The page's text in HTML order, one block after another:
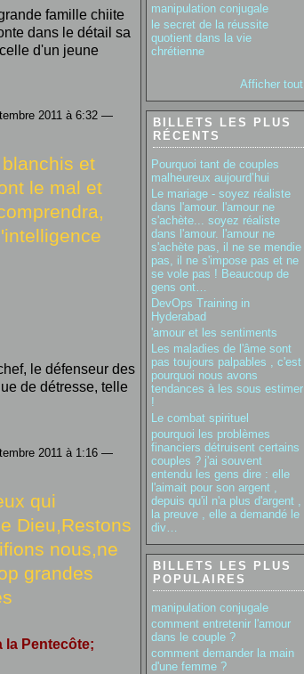
famille chiite
dans le détail sa
d'un jeune
2011 à 6:32 —
et
le mal et
le défenseur des
de détresse, telle
2011 à 1:16 —
qui
Dieu,Restons
nous,ne
grandes
la Pentecôte;
manipulation conjugale
le secret de la réussite
quotient dans la vie
chrétienne
Afficher tout
BILLETS LES PLUS
RÉCENTS
Pourquoi tant de couples
malheureux aujourd’hui
Le mariage - soyez réaliste
dans l'amour. l'amour ne
s'achète... soyez réaliste
dans l'amour. l'amour ne
s'achète pas, il ne se mendie
pas, il ne s'impose pas et ne
se vole pas ! Beaucoup de
gens ont…
DevOps Training in
Hyderabad
'amour et les sentiments
Les maladies de l'âme sont
pas toujours palpables , c'est
pourquoi nous avons
tendances à les sous estimer
!
Le combat spirituel
pourquoi les problèmes
financiers détruisent certains
couples ? j'ai souvent
entendu les gens dire : elle
l'aimait pour son argent ,
depuis qu'il n'a plus d'argent ,
la preuve , elle a demandé le
div…
BILLETS LES PLUS
POPULAIRES
manipulation conjugale
comment entretenir l'amour
dans le couple ?
comment demander la main
d'une femme ?